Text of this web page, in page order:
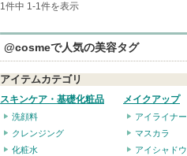
1件中 1-1件を表示
@cosmeで人気の美容タグ
アイテムカテゴリ
スキンケア・基礎化粧品
洗顔料
クレンジング
化粧水
メイクアップ
アイライナー
マスカラ
アイシャドウ